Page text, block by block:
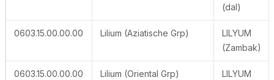
(dal)
0603.15.00.00.00 Lilium (Aziatische Grp)
LILYUM
(Zambak)
0603.15.00.00.00 Lilium (Oriental Grp)
LILYUM